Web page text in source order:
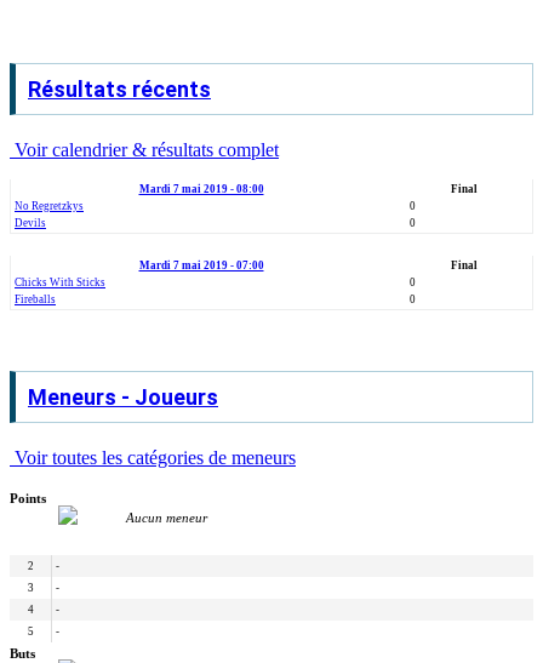
Résultats récents
Voir calendrier & résultats complet
Mardi 7 mai 2019 - 08:00
Final
No Regretzkys
0
Devils
0
Mardi 7 mai 2019 - 07:00
Final
Chicks With Sticks
0
Fireballs
0
Meneurs - Joueurs
Voir toutes les catégories de meneurs
Points
Aucun meneur
2
-
3
-
4
-
5
-
Buts